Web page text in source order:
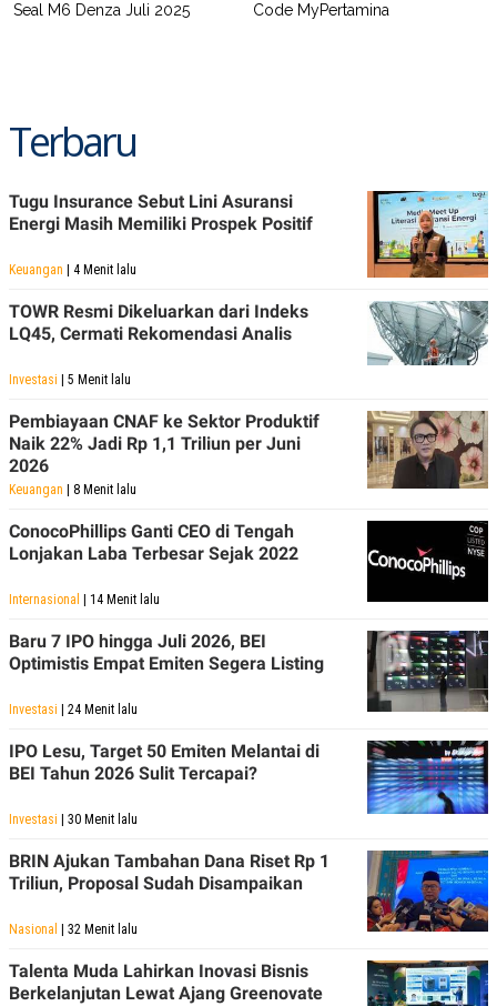
Seal M6 Denza Juli 2025
Code MyPertamina
Terbaru
Tugu Insurance Sebut Lini Asuransi
Energi Masih Memiliki Prospek Positif
Keuangan | 4 Menit lalu
TOWR Resmi Dikeluarkan dari Indeks
LQ45, Cermati Rekomendasi Analis
Investasi | 5 Menit lalu
Pembiayaan CNAF ke Sektor Produktif
Naik 22% Jadi Rp 1,1 Triliun per Juni
2026
Keuangan | 8 Menit lalu
ConocoPhillips Ganti CEO di Tengah
Lonjakan Laba Terbesar Sejak 2022
Internasional | 14 Menit lalu
Baru 7 IPO hingga Juli 2026, BEI
Optimistis Empat Emiten Segera Listing
Investasi | 24 Menit lalu
IPO Lesu, Target 50 Emiten Melantai di
BEI Tahun 2026 Sulit Tercapai?
Investasi | 30 Menit lalu
BRIN Ajukan Tambahan Dana Riset Rp 1
Triliun, Proposal Sudah Disampaikan
Nasional | 32 Menit lalu
Talenta Muda Lahirkan Inovasi Bisnis
Berkelanjutan Lewat Ajang Greenovate